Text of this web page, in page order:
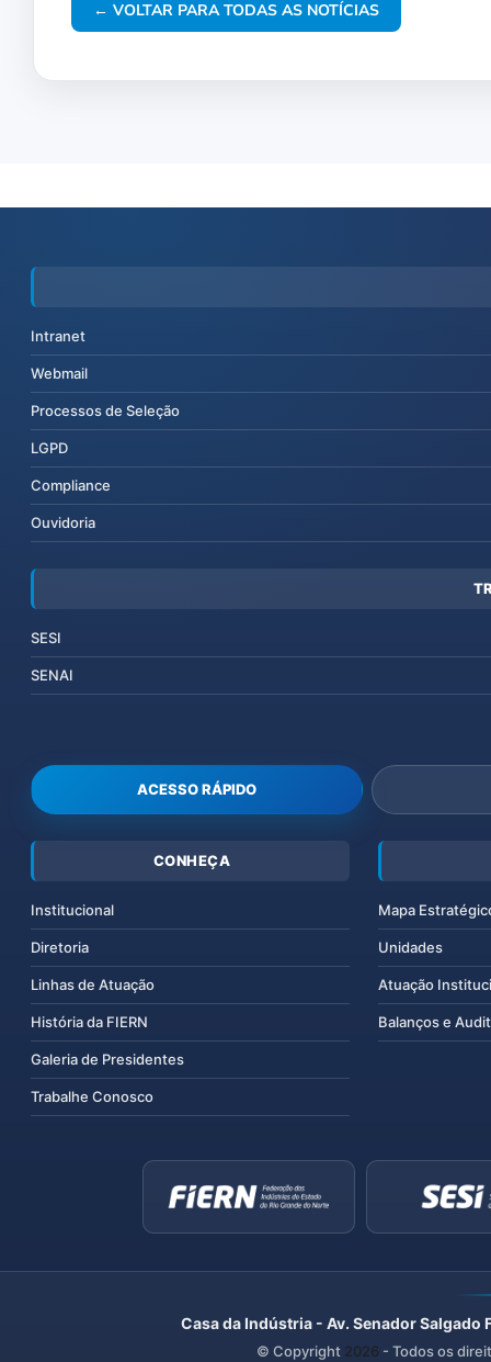
← VOLTAR PARA TODAS AS NOTÍCIAS
Intranet
Webmail
Processos de Seleção
LGPD
Compliance
Ouvidoria
SESI
SENAI
ACESSO RÁPIDO
CONHEÇA
Institucional
Diretoria
Linhas de Atuação
História da FIERN
Galeria de Presidentes
Trabalhe Conosco
Mapa
Unidades
Atuação
Balanços e
Casa da Indústria - Av. Senador
© Copyright 2026 - Todos os